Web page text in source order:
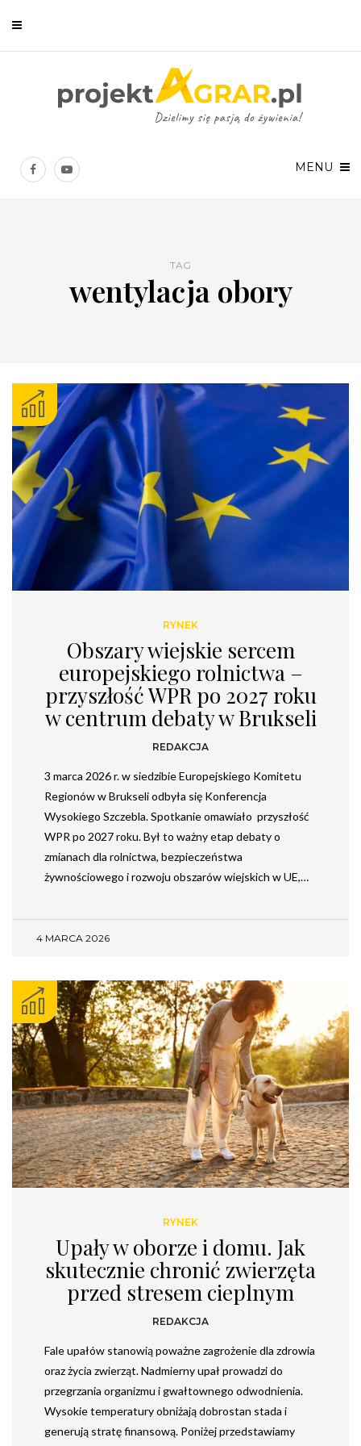
MENU
TAG
wentylacja obory
RYNEK
Obszary wiejskie sercem
europejskiego rolnictwa –
przyszłość WPR po 2027 roku
w centrum debaty w Brukseli
REDAKCJA
3 marca 2026 r. w siedzibie Europejskiego Komitetu
Regionów w Brukseli odbyła się Konferencja
Wysokiego Szczebla. Spotkanie omawiało przyszłość
WPR po 2027 roku. Był to ważny etap debaty o
zmianach dla rolnictwa, bezpieczeństwa
żywnościowego i rozwoju obszarów wiejskich w UE,…
4 MARCA 2026
RYNEK
Upały w oborze i domu. Jak
skutecznie chronić zwierzęta
przed stresem cieplnym
REDAKCJA
Fale upałów stanowią poważne zagrożenie dla zdrowia
oraz życia zwierząt. Nadmierny upał prowadzi do
przegrzania organizmu i gwałtownego odwodnienia.
Wysokie temperatury obniżają dobrostan stada i
generują stratę finansową. Poniżej przedstawiamy
Chcesz być na bieżąco? Zostaw swój e-mail, a raz w tygodniu
prześlemy Ci nasze najlepsze artykuły!
Twoje dane osobowe będą przetwarzane zgodnie zPolityką prywatności